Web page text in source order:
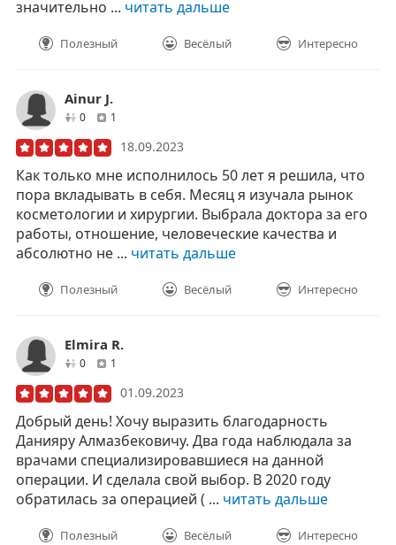
значительно ... читать дальше
Полезный Весёлый Интересно
Ainur J.
0друзей1
18.09.2023
Как только мне исполнилось 50 лет я решила, что
пора вкладывать в себя. Месяц я изучала рынок
косметологии и хирургии. Выбрала доктора за его
работы, отношение, человеческие качества и
абсолютно не ... читать дальше
Полезный Весёлый Интересно
Elmira R.
0друзей1
01.09.2023
Добрый день! Хочу выразить благодарность
Данияру Алмазбековичу. Два года наблюдала за
врачами специализировавшиеся на данной
операции. И сделала свой выбор. В 2020 году
обратилась за операцией ( ... читать дальше
Полезный Весёлый Интересно